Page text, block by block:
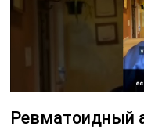
Ревматоидный